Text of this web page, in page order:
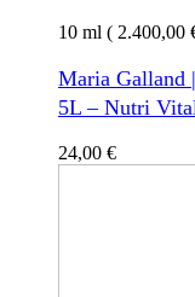
10 ml ( 2.400,00
Maria Galland
5L – Nutri
24,00 €